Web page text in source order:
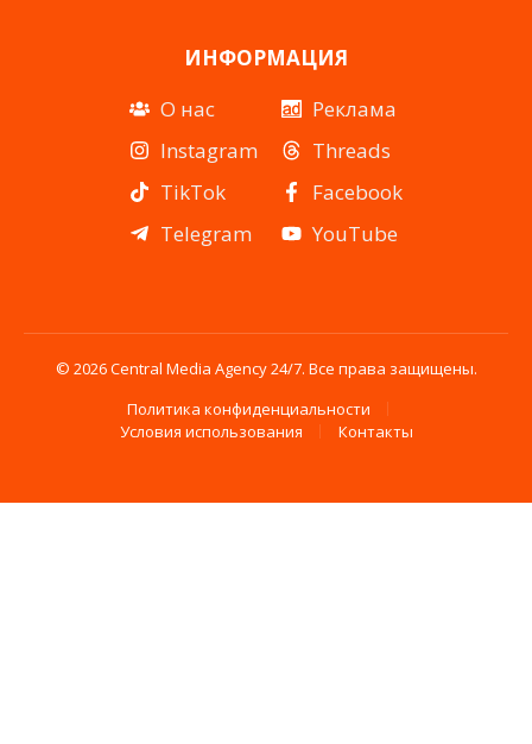
ИНФОРМАЦИЯ
О нас
Instagram
TikTok
Telegram
Реклама
Threads
Facebook
YouTube
© 2026 Central Media Agency 24/7. Все права защищены.
Политика конфиденциальности
Условия использования
Контакты